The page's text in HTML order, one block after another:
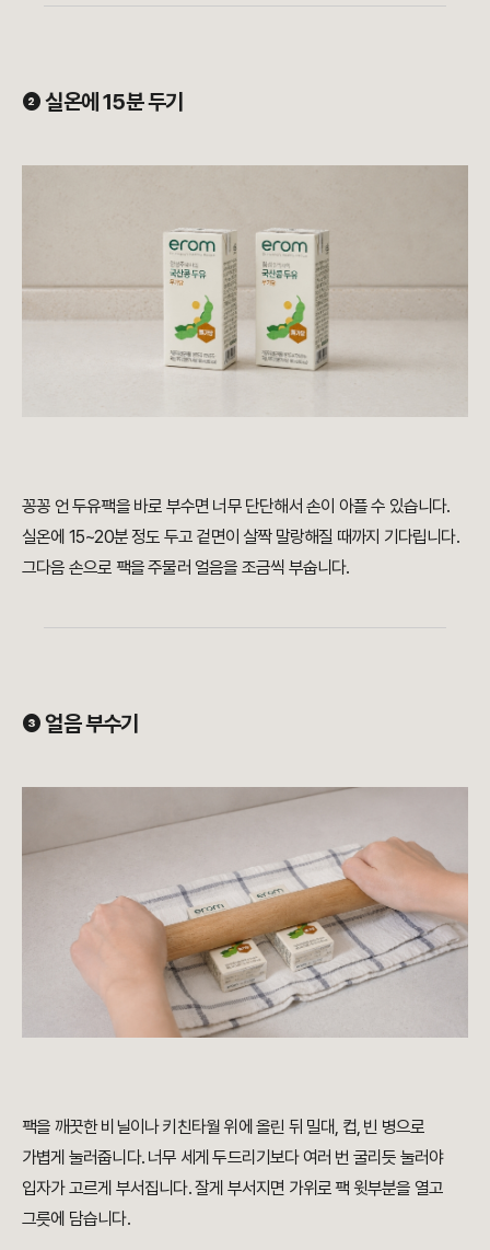
❷ 실온에 15분 두기
꽁꽁 언 두유팩을 바로 부수면 너무 단단해서 손이 아플 수 있습니다.
실온에 15~20분 정도 두고 겉면이 살짝 말랑해질 때까지 기다립니다.
그다음 손으로 팩을 주물러 얼음을 조금씩 부숩니다.
❸ 얼음 부수기
팩을 깨끗한 비닐이나 키친타월 위에 올린 뒤 밀대, 컵, 빈 병으로
가볍게 눌러줍니다. 너무 세게 두드리기보다 여러 번 굴리듯 눌러야
입자가 고르게 부서집니다. 잘게 부서지면 가위로 팩 윗부분을 열고
그릇에 담습니다.